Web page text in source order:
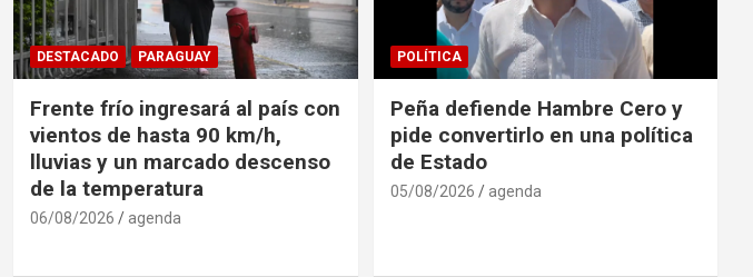
DESTACADO PARAGUAY
Frente frío ingresará al país con
vientos de hasta 90 km/h,
lluvias y un marcado descenso
de la temperatura
06/08/2026 agenda
POLÍTICA
Peña defiende Hambre Cero y
pide convertirlo en una política
de Estado
05/08/2026 agenda